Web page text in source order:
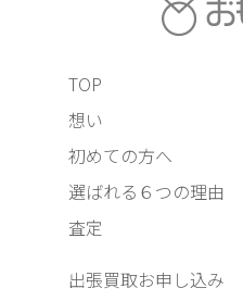
TOP
想い
初めての方へ
選ばれる６つの理由
査定
出張買取お申し込み